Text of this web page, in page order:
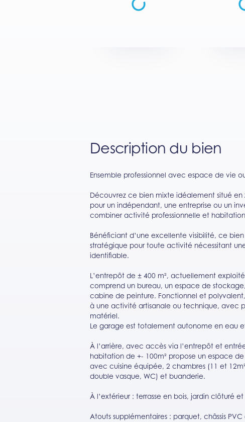
Description du bien
Ensemble professionnel avec espace de vie
Découvrez ce bien mixte idéalement situé en
pour un indépendant, une entreprise ou un
combiner activité professionnelle et
Bénéficiant d’une excellente visibilité, ce
stratégique pour toute activité nécessitant
identifiable.
L’entrepôt de ± 400 m², actuellement
comprend un bureau, un espace de
cabine de peinture. Fonctionnel et
à une activité artisanale ou technique, avec
matériel.
Le garage est totalement autonome en eau
À l’arrière, avec accès via l’entrepôt et
habitation de +- 100m² propose un espace
avec cuisine équipée, 2 chambres (11 et
double vasque, WC) et buanderie.
À l’extérieur : terrasse en bois, jardin clôturé
Atouts supplémentaires : parquet, châssis